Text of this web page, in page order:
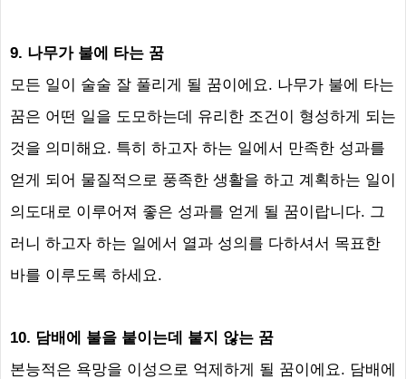
9. 나무가 불에 타는 꿈
모든 일이 술술 잘 풀리게 될 꿈이에요. 나무가 불에 타는
꿈은 어떤 일을 도모하는데 유리한 조건이 형성하게 되는
것을 의미해요. 특히 하고자 하는 일에서 만족한 성과를
얻게 되어 물질적으로 풍족한 생활을 하고 계획하는 일이
의도대로 이루어져 좋은 성과를 얻게 될 꿈이랍니다. 그
러니 하고자 하는 일에서 열과 성의를 다하셔서 목표한
바를 이루도록 하세요.
10. 담배에 불을 붙이는데 붙지 않는 꿈
본능적은 욕망을 이성으로 억제하게 될 꿈이에요. 담배에